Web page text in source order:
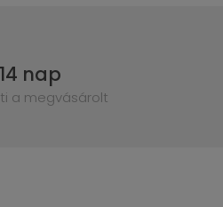
nap
a megvásárolt